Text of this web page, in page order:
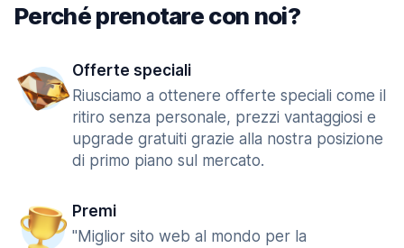
Perché prenotare con noi?
Offerte speciali
Riusciamo a ottenere offerte speciali come il
ritiro senza personale, prezzi vantaggiosi e
upgrade gratuiti grazie alla nostra posizione
di primo piano sul mercato.
Premi
"Miglior sito web al mondo per la